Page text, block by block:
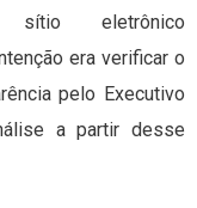
eletrônico
era verificar o
pelo Executivo
a partir desse